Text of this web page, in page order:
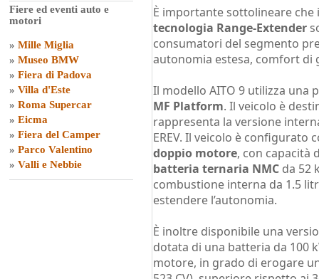
Fiere ed eventi auto e
motori
» Mille Miglia
» Museo BMW
» Fiera di Padova
» Villa d'Este
» Roma Supercar
» Eicma
» Fiera del Camper
» Parco Valentino
» Valli e Nebbie
È importante sottolineare
tecnologia Range-Extender
consumatori del segmento
autonomia estesa, comfort di
Il modello AITO 9 utilizza una
MF Platform. Il veicolo è
rappresenta la versione
EREV. Il veicolo è configurato
doppio motore, con capacità
batteria ternaria NMC da 52
combustione interna da 1.5
estendere l’autonomia.
È inoltre disponibile una
dotata di una batteria da 100
motore, in grado di erogare